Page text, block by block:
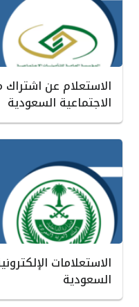
الاستعلام عن
الاجتماعية السعودية
الاستعلامات
السعودية